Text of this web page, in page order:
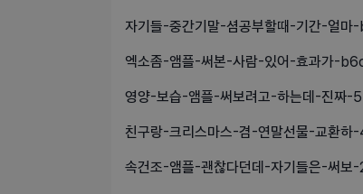
자기들-중간기말-셤공부할때-기간-얼
엑소좀-앰플-써본-사람-있어-효과가-
영양-보습-앰플-써보려고-하는데-진짜
친구랑-크리스마스-겸-연말선물-교환
속건조-앰플-괜찮다던데-자기들은-써